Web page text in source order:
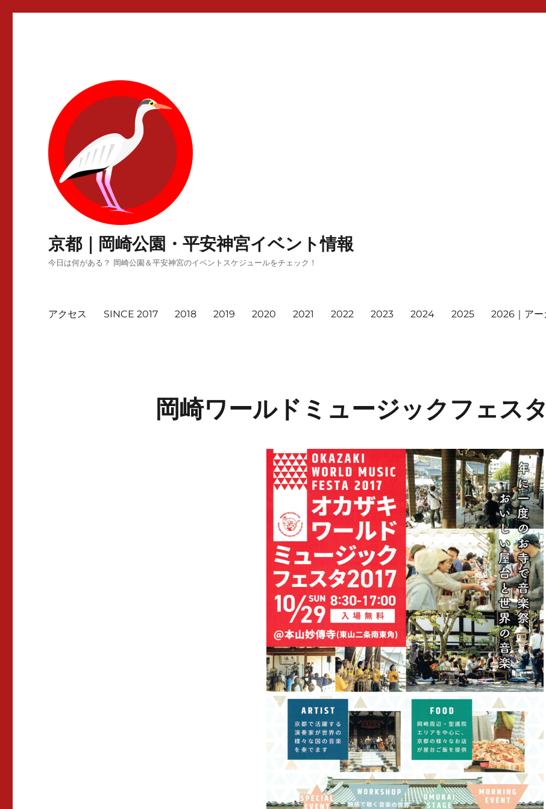
京都｜岡崎公園・平安神宮イベント情報
今日は何がある？ 岡崎公園＆平安神宮のイベントスケジュールをチェック！
アクセス SINCE 2017 2018 2019 2020 2021 2022 2023 2024 2025 2026｜アー
岡崎ワールドミュージックフェス